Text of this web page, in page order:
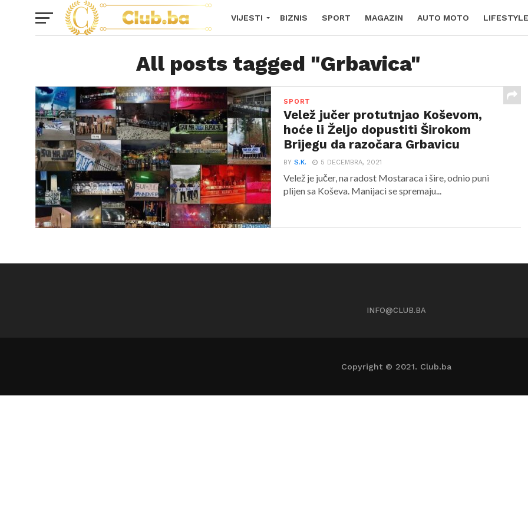
VIJESTI BIZNIS SPORT MAGAZIN AUTO MOTO LIFESTYLE
All posts tagged "Grbavica"
SPORT
Velež jučer protutnjao Koševom,
hoće li Željo dopustiti Širokom
Brijegu da razočara Grbavicu
BYS.K. 5 DECEMBRA, 2021
Velež je jučer, na radost Mostaraca i šire, odnio puni
plijen sa Koševa. Manijaci se spremaju...
INFO@CLUB.BA
Copyright © 2021. Club.ba